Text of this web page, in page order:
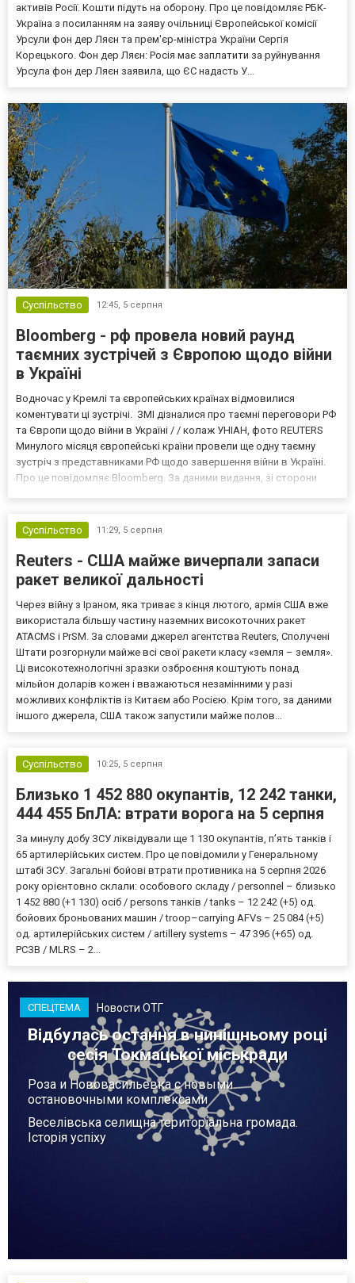
активів Росії. Кошти підуть на оборону. Про це повідомляє РБК-
Україна з посиланням на заяву очільниці Європейської комісії
Урсули фон дер Ляєн та прем'єр-міністра України Сергія
Корецького. Фон дер Ляєн: Росія має заплатити за руйнування
Урсула фон дер Ляєн заявила, що ЄС надасть У...
Суспільство 12:45, 5 серпня
Bloomberg - рф провела новий раунд
таємних зустрічей з Європою щодо війни
в Україні
Водночас у Кремлі та європейських країнах відмовилися
коментувати ці зустрічі. ЗМІ дізналися про таємні переговори РФ
та Європи щодо війни в Україні / / колаж УНІАН, фото REUTERS
Минулого місяця європейські країни провели ще одну таємну
зустріч з представниками РФ щодо завершення війни в Україні.
Про це повідомляє Bloomberg. За даними видання, зі сторони
Суспільство
11:29, 5 серпня
Reuters - США майже вичерпали запаси
ракет великої дальності
Через війну з Іраном, яка триває з кінця лютого, армія США вже
використала більшу частину наземних високоточних ракет
ATACMS і PrSM. За словами джерел агентства Reuters, Сполучені
Штати розгорнули майже всі свої ракети класу «земля – земля».
Ці високотехнологічні зразки озброєння коштують понад
мільйон доларів кожен і вважаються незамінними у разі
можливих конфліктів із Китаєм або Росією. Крім того, за даними
іншого джерела, США також запустили майже полов...
Суспільство 10:25, 5 серпня
Близько 1 452 880 окупантів, 12 242 танки,
444 455 БпЛА: втрати ворога на 5 серпня
За минулу добу ЗСУ ліквідували ще 1 130 окупантів, пʼять танків і
65 артилерійських систем. Про це повідомили у Генеральному
штабі ЗСУ. Загальні бойові втрати противника на 5 серпня 2026
року орієнтовно склали: особового складу / personnel – близько
1 452 880 (+1 130) осіб / persons танків / tanks – 12 242 (+5) од.
бойових броньованих машин / troop–carrying AFVs – 25 084 (+5)
од. артилерійських систем / artillery systems – 47 396 (+65) од.
РСЗВ / MLRS – 2...
СПЕЦТЕМА Новости ОТГ
Відбулась остання в нинішньому році
сесія Токмацької міськради
Роза и Нововасильевка с новыми
остановочными комплексами
Веселівська селищна територіальна громада.
Історія успіху